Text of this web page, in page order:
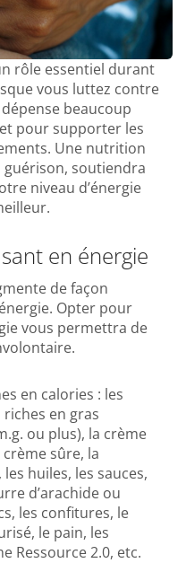
rôle essentiel durant
vous luttez contre
beaucoup
pour supporter les
Une nutrition
soutiendra
niveau d’énergie
en énergie
de façon
Opter pour
vous permettra de
en calories : les
en gras
ou plus), la crème
sûre, la
huiles, les sauces,
d’arachide ou
les confitures, le
le pain, les
Ressource 2.0, etc.